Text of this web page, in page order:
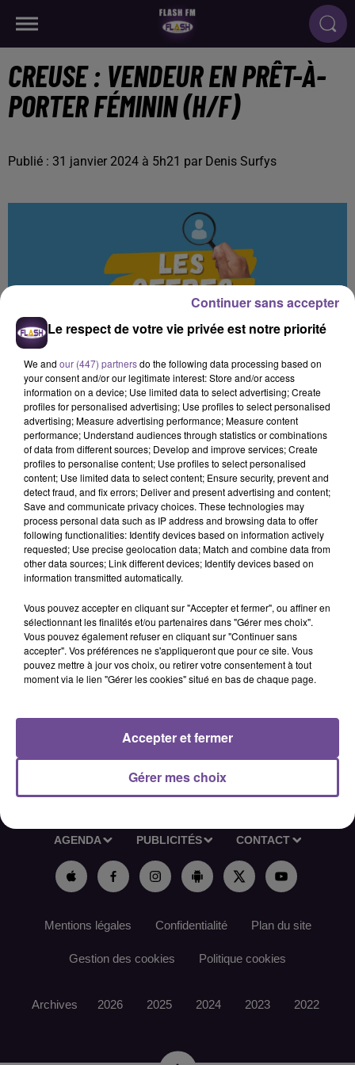
CREUSE : VENDEUR EN PRÊT-À-
PORTER FÉMININ (H/F)
Publié : 31 janvier 2024 à 5h21 par Denis Surfys
Un magasin de Guéret recherche un
vendeur en prêt-à-porter féminin (H/F).
Un magasin de Guéret recherche un vendeur en prêt-à-porter
féminin (H/F). Vous travaillez 30 heures par semaine. Une
conseillez les clients, réalisez les ventes et les
encaissements. Vous gérez le réassort, la réception des
marchandises et l'entretien du point de vente. Repos le
mardi. Poste à pourvoir dès que possible.
AGENDA PUBLICITÉS CONTACT
Mentions légales Confidentialité Plan du site
Gestion des cookies Politique cookies
Archives 2026 2025 2024 2023 2022
Le respect de votre vie privée est notre priorité
We and our (447) partnersdo the following data processing based on
your consent and/or our legitimate interest: Store and/or access
information on a device; Use limited data to select advertising; Create
profiles for personalised advertising; Use profiles to select personalised
advertising; Measure advertising performance; Measure content
performance; Understand audiences through statistics or combinations
of data from different sources; Develop and improve services; Create
profiles to personalise content; Use profiles to select personalised
content; Use limited data to select content; Ensure security, prevent and
detect fraud, and fix errors; Deliver and present advertising and content;
Save and communicate privacy choices. These technologies may
process personal data such as IP address and browsing data to offer
following functionalities: Identify devices based on information actively
requested; Use precise geolocation data; Match and combine data from
other data sources; Link different devices; Identify devices based on
information transmitted automatically.
Vous pouvez accepter en cliquant sur "Accepter et fermer", ou affiner en
sélectionnant les finalités et/ou partenaires dans "Gérer mes choix".
Vous pouvez également refuser en cliquant sur "Continuer sans
accepter". Vos préférences ne s'appliqueront que pour ce site. Vous
pouvez mettre à jour vos choix, ou retirer votre consentement à tout
moment via le lien "Gérer les cookies" situé en bas de chaque page.
Gérer mes choix
Accepter et fermer
Continuer sans accepter